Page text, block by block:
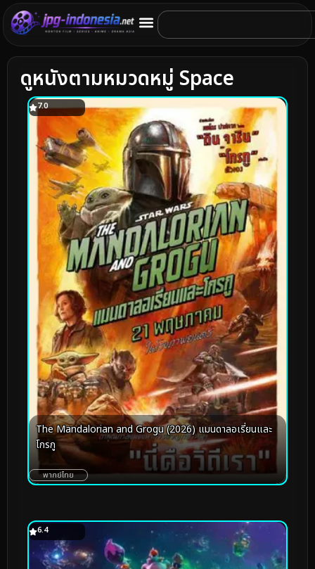
ดูหนังตามหมวดหมู่ Space
7.0
The Mandalorian and Grogu (2026) แมนดาลอเรี่ยนและ
โกรกู
พากย์ไทย
6.4